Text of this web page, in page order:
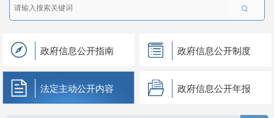

政府信息公开指南 政府信息公开制度
法定主动公开内容 政府信息公开年报